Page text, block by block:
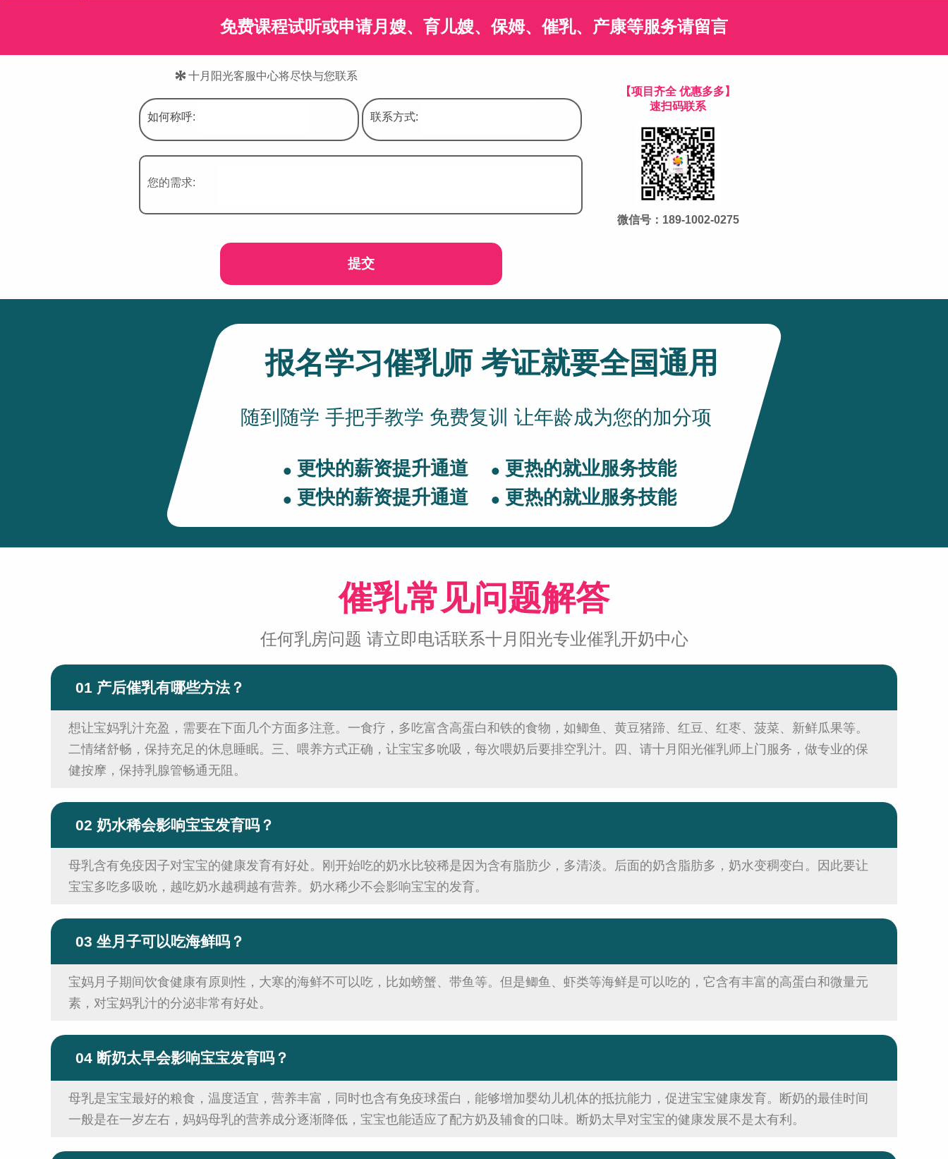
免费课程试听或申请月嫂、育儿嫂、保姆、催乳、产康等服务请留言
*十月阳光客服中心将尽快与您联系
如何称呼: 联系方式:
您的需求:
提交
【项目齐全 优惠多多】
速扫码联系
微信号：189-1002-0275
报名学习催乳师 考证就要全国通用
随到随学 手把手教学 免费复训 让年龄成为您的加分项
更快的薪资提升通道
更热的就业服务技能
更快的薪资提升通道
更热的就业服务技能
催乳常见问题解答
任何乳房问题 请立即电话联系十月阳光专业催乳开奶中心
01 产后催乳有哪些方法？
想让宝妈乳汁充盈，需要在下面几个方面多注意。一食疗，多吃富含高蛋白和铁的食物，如鲫鱼、黄豆猪蹄、红豆、红枣、菠菜、新鲜瓜果等。
二情绪舒畅，保持充足的休息睡眠。三、喂养方式正确，让宝宝多吮吸，每次喂奶后要排空乳汁。四、请十月阳光催乳师上门服务，做专业的保
健按摩，保持乳腺管畅通无阻。
02 奶水稀会影响宝宝发育吗？
母乳含有免疫因子对宝宝的健康发育有好处。刚开始吃的奶水比较稀是因为含有脂肪少，多清淡。后面的奶含脂肪多，奶水变稠变白。因此要让
宝宝多吃多吸吮，越吃奶水越稠越有营养。奶水稀少不会影响宝宝的发育。
03 坐月子可以吃海鲜吗？
宝妈月子期间饮食健康有原则性，大寒的海鲜不可以吃，比如螃蟹、带鱼等。但是鲫鱼、虾类等海鲜是可以吃的，它含有丰富的高蛋白和微量元
素，对宝妈乳汁的分泌非常有好处。
04 断奶太早会影响宝宝发育吗？
母乳是宝宝最好的粮食，温度适宜，营养丰富，同时也含有免疫球蛋白，能够增加婴幼儿机体的抵抗能力，促进宝宝健康发育。断奶的最佳时间
一般是在一岁左右，妈妈母乳的营养成分逐渐降低，宝宝也能适应了配方奶及辅食的口味。断奶太早对宝宝的健康发展不是太有利。